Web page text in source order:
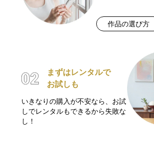
作品の選び方
まずはレンタルで
お試しも
いきなりの購入が不安なら、お試
しでレンタルもできるから失敗な
し！